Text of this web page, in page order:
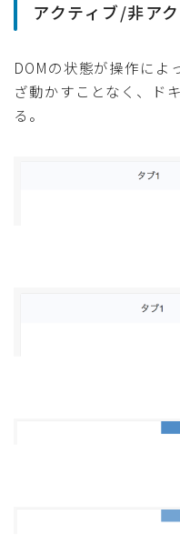
アクティブ/非ア
DOMの状態が操作によ
ざ動かすことなく、ド
る。